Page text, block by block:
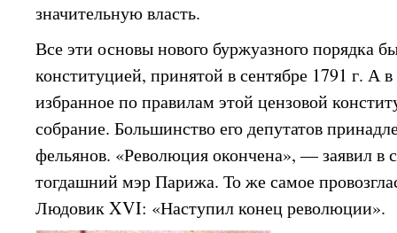
значительную власть.
Все эти основы нового буржуазного порядка
конституцией, принятой в сентябре 1791 г. А
избранное по правилам этой цензовой
собрание. Большинство его депутатов
фельянов. «Революция окончена», — заявил в
тогдашний мэр Парижа. То же самое
Людовик XVI: «Наступил конец революции».